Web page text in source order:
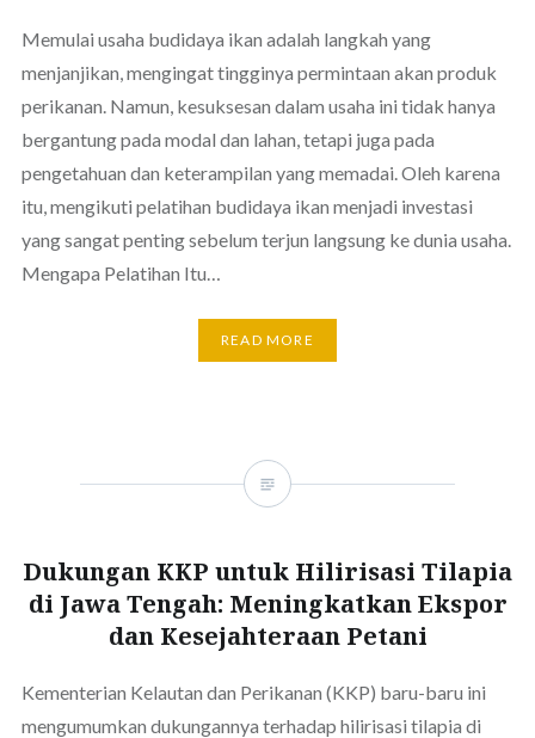
Memulai usaha budidaya ikan adalah langkah yang
menjanjikan, mengingat tingginya permintaan akan produk
perikanan. Namun, kesuksesan dalam usaha ini tidak hanya
bergantung pada modal dan lahan, tetapi juga pada
pengetahuan dan keterampilan yang memadai. Oleh karena
itu, mengikuti pelatihan budidaya ikan menjadi investasi
yang sangat penting sebelum terjun langsung ke dunia usaha.
Mengapa Pelatihan Itu…
READ MORE
Dukungan KKP untuk Hilirisasi Tilapia
di Jawa Tengah: Meningkatkan Ekspor
dan Kesejahteraan Petani
Kementerian Kelautan dan Perikanan (KKP) baru-baru ini
mengumumkan dukungannya terhadap hilirisasi tilapia di